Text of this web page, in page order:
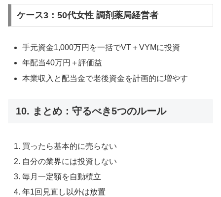
ケース3：50代女性 調剤薬局経営者
手元資金1,000万円を一括でVT＋VYMに投資
年配当40万円＋評価益
本業収入と配当金で老後資金を計画的に増やす
10. まとめ：守るべき5つのルール
買ったら基本的に売らない
自分の業界には投資しない
毎月一定額を自動積立
年1回見直し以外は放置